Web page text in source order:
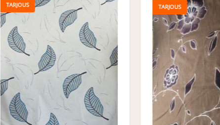
TARJOUS TARJOUS